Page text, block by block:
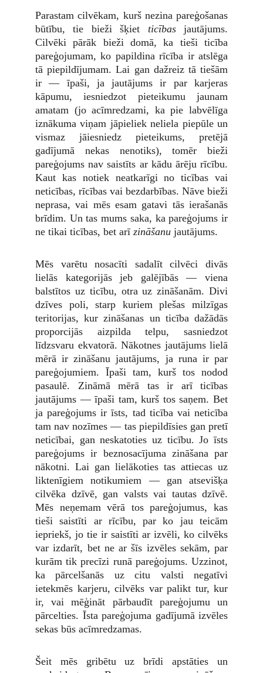
Parastam cilvēkam, kurš nezina pareģošanas
būtību, tie bieži šķiet ticībasjautājums.
Cilvēki pārāk bieži domā, ka tieši ticība
pareģojumam, ko papildina rīcība ir atslēga
tā piepildījumam. Lai gan dažreiz tā tiešām
ir — īpaši, ja jautājums ir par karjeras
kāpumu, iesniedzot pieteikumu jaunam
amatam (jo acīmredzami, ka pie labvēlīga
iznākuma viņam jāpieliek neliela piepūle un
vismaz jāiesniedz pieteikums, pretējā
gadījumā nekas nenotiks), tomēr bieži
pareģojums nav saistīts ar kādu ārēju rīcību.
Kaut kas notiek neatkarīgi no ticības vai
neticības, rīcības vai bezdarbības. Nāve bieži
neprasa, vai mēs esam gatavi tās ierašanās
brīdim. Un tas mums saka, ka pareģojums ir
ne tikai ticības, bet arī zināšanu jautājums.
Mēs varētu nosacīti sadalīt cilvēci divās
lielās kategorijās jeb galējībās — viena
balstītos uz ticību, otra uz zināšanām. Divi
dzīves poli, starp kuriem plešas milzīgas
teritorijas, kur zināšanas un ticība dažādās
proporcijās aizpilda telpu, sasniedzot
līdzsvaru ekvatorā. Nākotnes jautājums lielā
mērā ir zināšanu jautājums, ja runa ir par
pareģojumiem. Īpaši tam, kurš tos nodod
pasaulē. Zināmā mērā tas ir arī ticības
jautājums — īpaši tam, kurš tos saņem. Bet
ja pareģojums ir īsts, tad ticība vai neticība
tam nav nozīmes — tas piepildīsies gan pretī
neticībai, gan neskatoties uz ticību. Jo īsts
pareģojums ir beznosacījuma zināšana par
nākotni. Lai gan lielākoties tas attiecas uz
liktenīgiem notikumiem — gan atsevišķa
cilvēka dzīvē, gan valsts vai tautas dzīvē.
Mēs neņemam vērā tos pareģojumus, kas
tieši saistīti ar rīcību, par ko jau teicām
iepriekš, jo tie ir saistīti ar izvēli, ko cilvēks
var izdarīt, bet ne ar šīs izvēles sekām, par
kurām tik precīzi runā pareģojums. Uzzinot,
ka pārcelšanās uz citu valsti negatīvi
ietekmēs karjeru, cilvēks var palikt tur, kur
ir, vai mēģināt pārbaudīt pareģojumu un
pārcelties. Īsta pareģojuma gadījumā izvēles
sekas būs acīmredzamas.
Šeit mēs gribētu uz brīdi apstāties un